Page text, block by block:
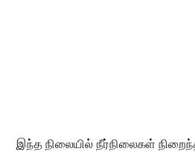
இந்த நிலையில் நீர்நிலைகள்